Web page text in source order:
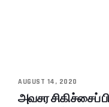
AUGUST 14, 2020
அவசர சிகிச்சைப்